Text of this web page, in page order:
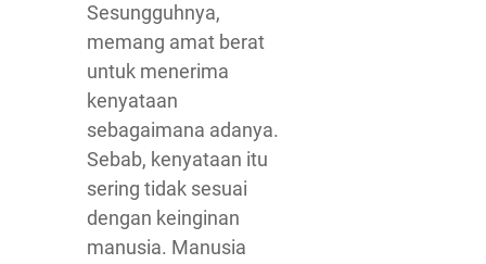
Sesungguhnya,
memang amat berat
untuk menerima
kenyataan
sebagaimana adanya.
Sebab, kenyataan itu
sering tidak sesuai
dengan keinginan
manusia. Manusia